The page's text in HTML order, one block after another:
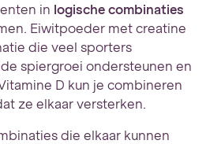
in logische combinaties
Eiwitpoeder met creatine
die veel sporters
spiergroei ondersteunen en
D kun je combineren
ze elkaar versterken.
die elkaar kunnen